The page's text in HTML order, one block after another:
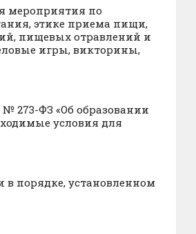
мероприятия по
этике приема пищи,
пищевых отравлений и
игры, викторины,
№ 273-ФЗ «Об образовании
условия для
порядке, установленном